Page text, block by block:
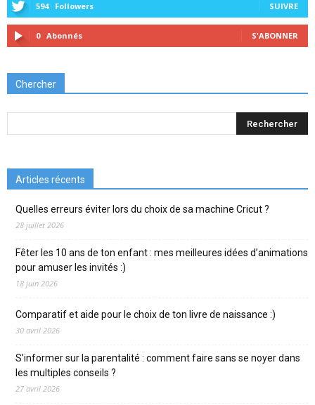
594 Followers SUIVRE
0 Abonnés S'ABONNER
Chercher
Articles récents
Quelles erreurs éviter lors du choix de sa machine Cricut ?
28 juillet 2026
Fêter les 10 ans de ton enfant : mes meilleures idées d’animations
pour amuser les invités :)
18 juin 2026
Comparatif et aide pour le choix de ton livre de naissance :)
30 avril 2026
S’informer sur la parentalité : comment faire sans se noyer dans
les multiples conseils ?
27 avril 2026